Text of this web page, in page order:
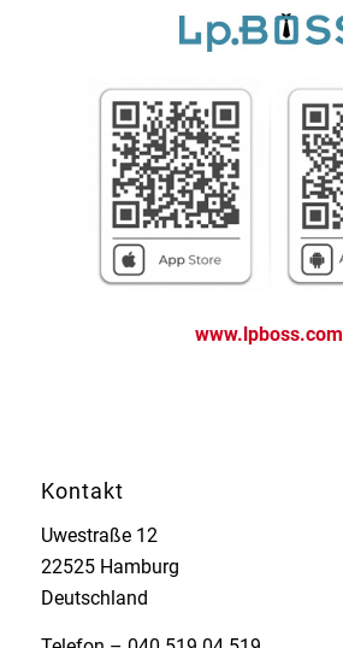
www.lpboss.com
Kontakt
Uwestraße 12
22525 Hamburg
Deutschland